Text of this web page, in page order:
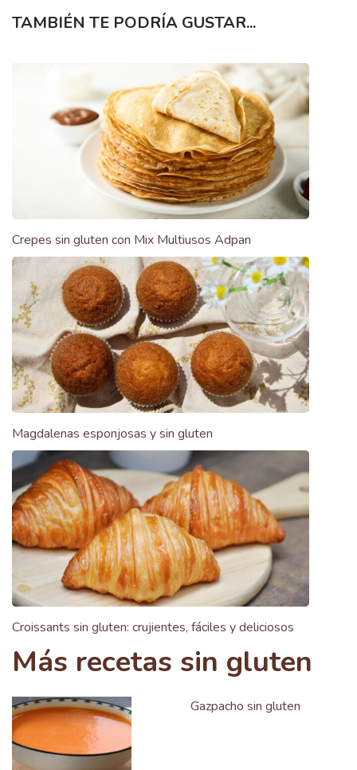
TAMBIÉN TE PODRÍA GUSTAR...
Crepes sin gluten con Mix Multiusos Adpan
Magdalenas esponjosas y sin gluten
Croissants sin gluten: crujientes, fáciles y deliciosos
Más recetas sin gluten
Gazpacho sin gluten